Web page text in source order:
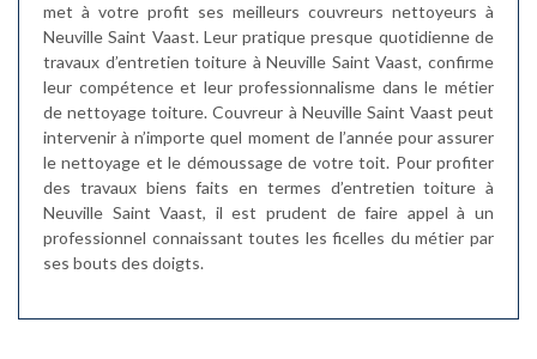
met à votre profit ses meilleurs couvreurs nettoyeurs à
Neuville Saint Vaast. Leur pratique presque quotidienne de
travaux d’entretien toiture à Neuville Saint Vaast, confirme
leur compétence et leur professionnalisme dans le métier
de nettoyage toiture. Couvreur à Neuville Saint Vaast peut
intervenir à n’importe quel moment de l’année pour assurer
le nettoyage et le démoussage de votre toit. Pour profiter
des travaux biens faits en termes d’entretien toiture à
Neuville Saint Vaast, il est prudent de faire appel à un
professionnel connaissant toutes les ficelles du métier par
ses bouts des doigts.